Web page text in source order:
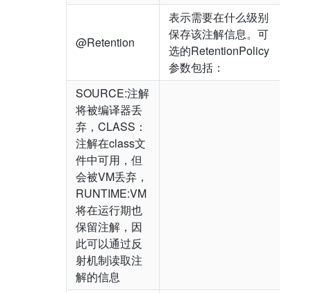
@Retention
表示需要在什么级别
保存该注解信息。可
选的RetentionPolicy
参数包括：
SOURCE:注解
将被编译器丢
弃，CLASS：
注解在class文
件中可用，但
会被VM丢弃，
RUNTIME:VM
将在运行期也
保留注解，因
此可以通过反
射机制读取注
解的信息